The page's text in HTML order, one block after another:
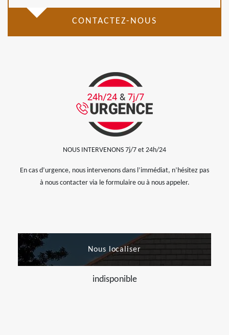
CONTACTEZ-NOUS
NOUS INTERVENONS 7j/7 et 24h/24
En cas d’urgence, nous intervenons dans l’immédiat, n’hésitez pas
à nous contacter via le formulaire ou à nous appeler.
Nous localiser
indisponible